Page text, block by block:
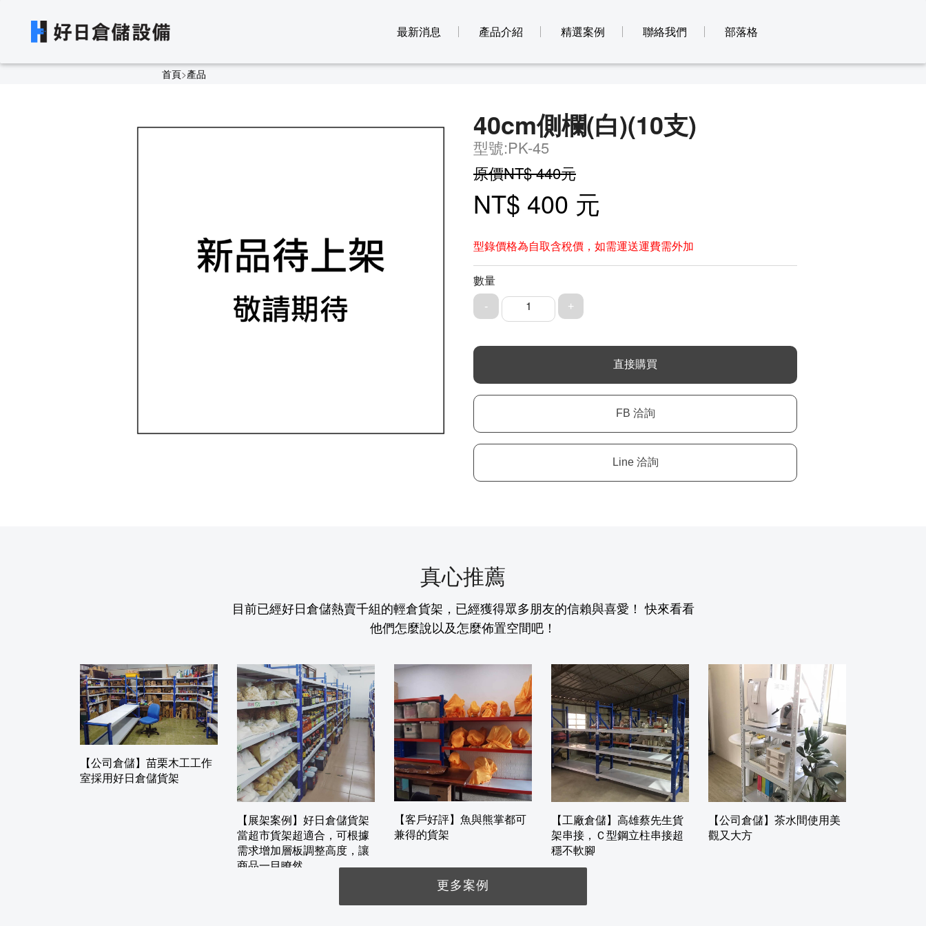
最新消息 產品介紹 精選案例 聯絡我們 部落格
首頁>產品
40cm側欄(白)(10支)
型號:PK-45
原價NT$ 440元
NT$ 400 元
型錄價格為自取含稅價，如需運送運費需外加
數量
1
真心推薦
目前已經好日倉儲熱賣千組的輕倉貨架，已經獲得眾多朋友的信賴與喜愛！ 快來看看
他們怎麼說以及怎麼佈置空間吧！
【公司倉儲】苗栗木工工作
室採用好日倉儲貨架
【展架案例】好日倉儲貨架
當超市貨架超適合，可根據
需求增加層板調整高度，讓
商品一目瞭然
【客戶好評】魚與熊掌都可
兼得的貨架
【工廠倉儲】高雄蔡先生貨
架串接，Ｃ型鋼立柱串接超
穩不軟腳
【公司倉儲】茶水間使用美
觀又大方
更多案例